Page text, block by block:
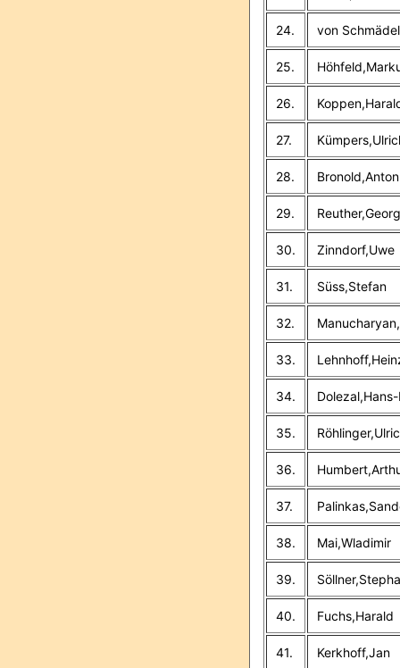
24. von
25.
26.
27.
28. Bronold,Anton
29.
30. Zinndorf,Uwe
31. Süss,Stefan
32.
33.
34.
35.
36.
37.
38. Mai,Wladimir
39.
40. Fuchs,Harald
41. Kerkhoff,Jan